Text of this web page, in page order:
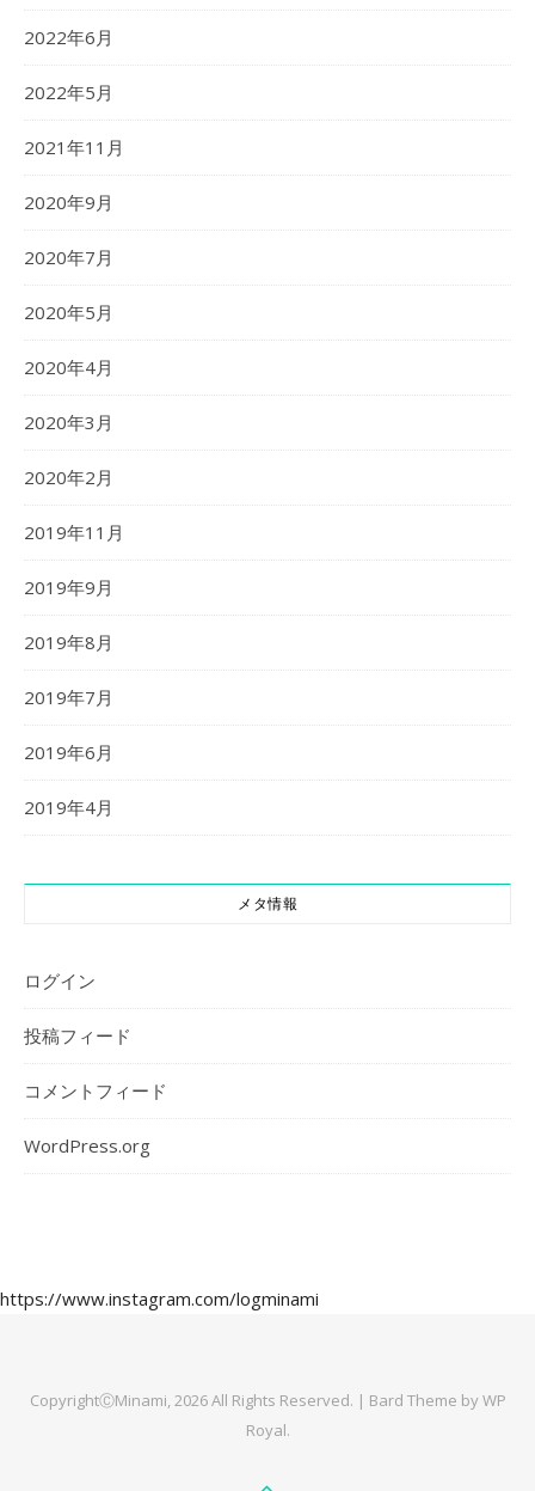
2022年6月
2022年5月
2021年11月
2020年9月
2020年7月
2020年5月
2020年4月
2020年3月
2020年2月
2019年11月
2019年9月
2019年8月
2019年7月
2019年6月
2019年4月
メタ情報
ログイン
投稿フィード
コメントフィード
WordPress.org
https://www.instagram.com/logminami
CopyrightⒸMinami, 2026 All Rights Reserved. | Bard Theme byWP
Royal.